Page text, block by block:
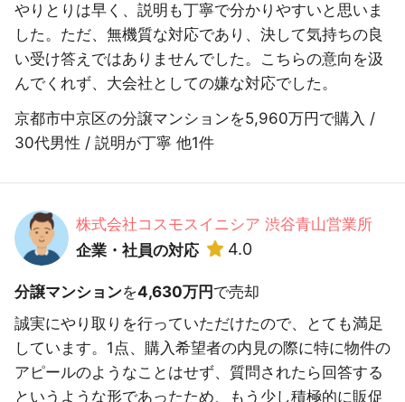
やりとりは早く、説明も丁寧で分かりやすいと思いま
した。ただ、無機質な対応であり、決して気持ちの良
い受け答えではありませんでした。こちらの意向を汲
んでくれず、大会社としての嫌な対応でした。
京都市中京区の分譲マンションを5,960万円で購入 /
30代男性 / 説明が丁寧 他1件
株式会社コスモスイニシア 渋谷青山営業所
企業・社員の対応
4.0
分譲マンションを4,630万円で売却
誠実にやり取りを行っていただけたので、とても満足
しています。1点、購入希望者の内見の際に特に物件の
アピールのようなことはせず、質問されたら回答する
というような形であったため、もう少し積極的に販促